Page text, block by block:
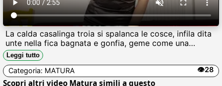
La calda casalinga troia si spalanca le cosce, infila dita
unte nella fica bagnata e gonfia, geme come una
zoccola mentre si scopa da sola col cazzo finto, schizzi
di sborra sul divano.
Leggi tutto
Categoria: MATURA 👁️28
Scopri altri video Matura simili a questo